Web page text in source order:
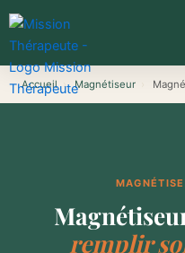
Aller
au
contenu
Accueil › Magnétiseur
remplir